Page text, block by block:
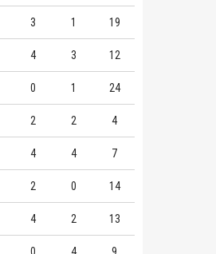
3 1 19
4 3 12
0 1 24
2 2 4
4 4 7
2 0 14
4 2 13
0 4 9